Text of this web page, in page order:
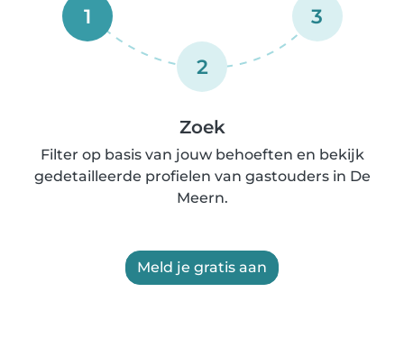
1
2
3
Zoek
Filter op basis van jouw behoeften en bekijk
gedetailleerde profielen van gastouders in De
Meern.
Meld je gratis aan